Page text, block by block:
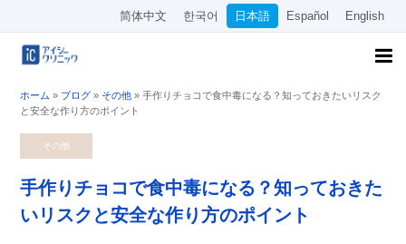
简体中文 한국어 日本語 Español English
ホーム » ブログ » その他 » 手作りチョコで食中毒になる？知っておきたいリスク
と安全な作り方のポイント
その他
手作りチョコで食中毒になる？知っておきた
いリスクと安全な作り方のポイント